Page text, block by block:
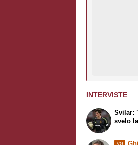
INTERVISTE
Svilar:
svelo
VG